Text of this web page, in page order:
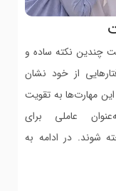
چندین نکته ساده و
از خود نشان
مهارت‌ها به تقویت
عاملی برای
شوند. در ادامه به